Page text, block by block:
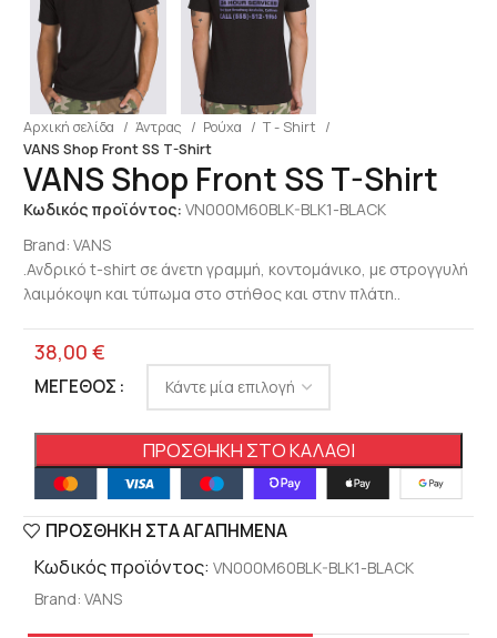
Αρχική σελίδα Άντρας Ρούχα
T - Shirt
VANS Shop Front SS T-Shirt
VANS Shop Front SS T-Shirt
Κωδικός προϊόντος: VN000M60BLK-BLK1-BLACK
Brand: VANS
.Ανδρικό t-shirt σε άνετη γραμμή, κοντομάνικο, με στρογγυλή
λαιμόκοψη και τύπωμα στο στήθος και στην πλάτη..
38,00 €
ΜΈΓΕΘΟΣ
ΠΡΟΣΘΉΚΗ ΣΤΟ ΚΑΛΆΘΙ
ΠΡΟΣΘΉΚΗ ΣΤΑ ΑΓΑΠΗΜΈΝΑ
Κωδικός προϊόντος: VN000M60BLK-BLK1-BLACK
Brand: VANS